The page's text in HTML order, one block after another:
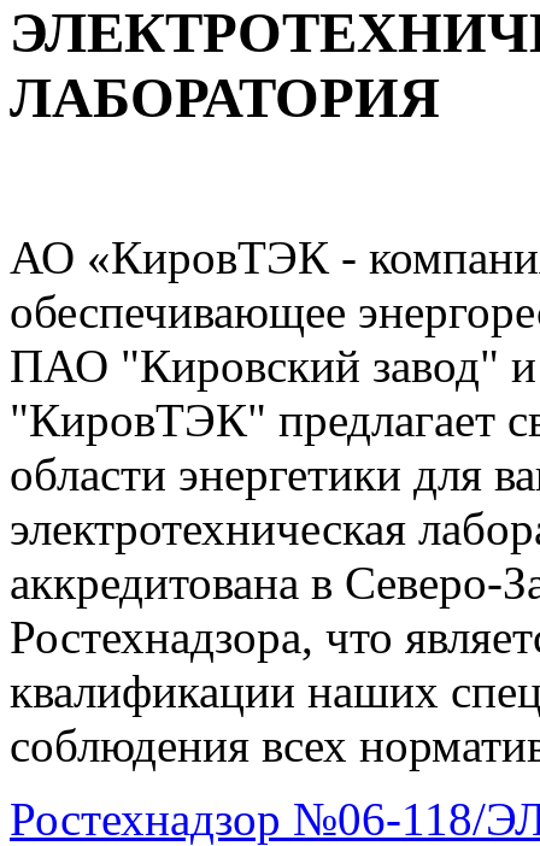
ЛАБОРАТОРИЯ
АО «КировТЭК -
обеспечивающее
ПАО "Кировский завод"
"КировТЭК" предлагает
области энергетики для
электротехническая
аккредитована в Северо-
Ростехнадзора, что
квалификации наших
соблюдения всех
Ростехнадзор №06-118/